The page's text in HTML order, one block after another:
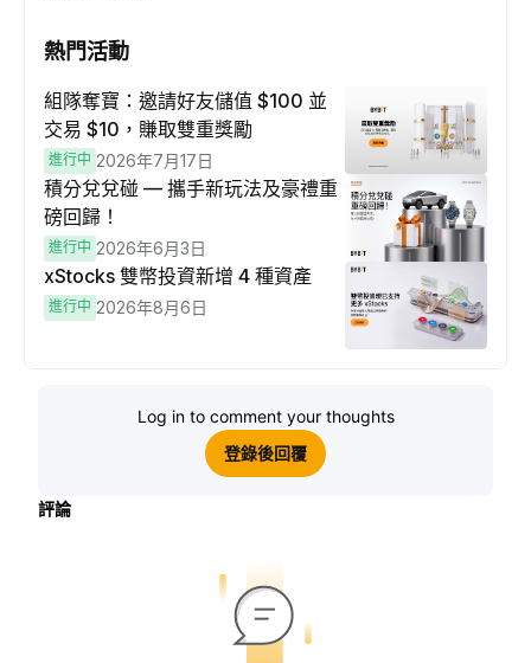
熱門活動
組隊奪寶：邀請好友儲值 $100 並
交易 $10，賺取雙重獎勵
進行中 2026年7月17日
積分兌兌碰 — 攜手新玩法及豪禮重
磅回歸！
進行中 2026年6月3日
xStocks 雙幣投資新增 4 種資產
進行中 2026年8月6日
Log in to comment your thoughts
登錄後回覆
評論